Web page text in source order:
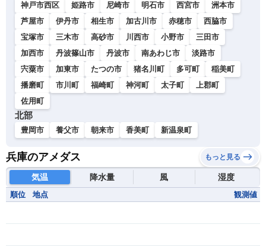
神戸市西区
姫路市 尼崎市 明石市 西宮市
洲本市
芦屋市
伊丹市 相生市 加古川市 赤穂市
西脇市
宝塚市
三木市 高砂市 川西市 小野市
三田市
加西市
丹波篠山市 丹波市 南あわじ市
淡路市
宍粟市
加東市 たつの市 猪名川町 多可町
稲美町
播磨町
市川町 福崎町 神河町 太子町
上郡町
佐用町
北部
豊岡市 養父市 朝来市 香美町 新温泉町
兵庫のアメダス もっと見る
気温 降水量 風 湿度
順位 地点 観測値